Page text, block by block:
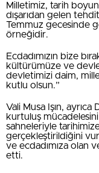
Milletimiz, tarih
dışarıdan gelen
Temmuz gecesinde
örneğidir.
Ecdadımızın bize
kültürümüze ve
devletimizi daim,
kutlu olsun.”
Vali Musa Işın, ayrıca
kurtuluş
sahneleriyle
gerçekleştirildiğini
ve ecdadımıza olan
etti.